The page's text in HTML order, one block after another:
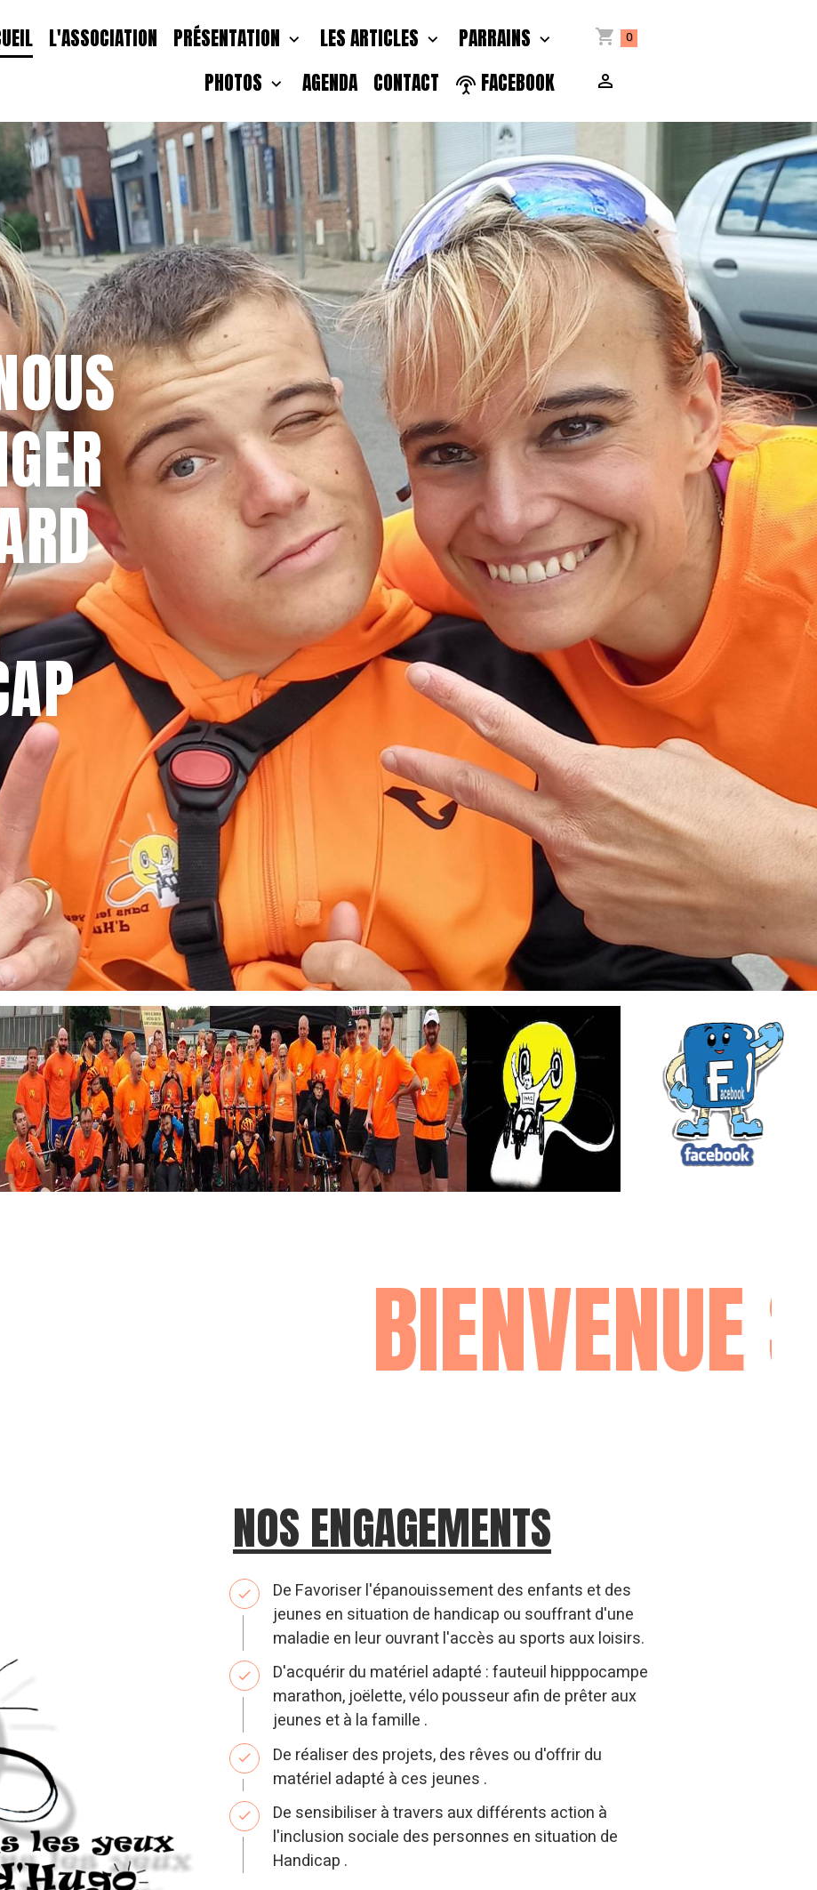
L'ASSOCIATION PRÉSENTATION LES ARTICLES
PARRAINS
PHOTOS
AGENDA CONTACT FACEBOOK
0
SUR LE
NOS ENGAGEMENTS
De Favoriser l'épanouissement des enfants et des
jeunes en situation de handicap ou souffrant d'une
maladie en leur ouvrant l'accès au sports aux loisirs.
D'acquérir du matériel adapté : fauteuil hipppocampe
marathon, joëlette, vélo pousseur afin de prêter aux
jeunes et à la famille .
De réaliser des projets, des rêves ou d'offrir du
matériel adapté à ces jeunes .
De sensibiliser à travers aux différents action à
l'inclusion sociale des personnes en situation de
Handicap .